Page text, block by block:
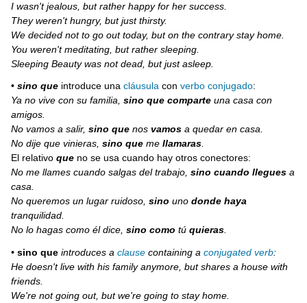
I wasn't jealous, but rather happy for her success.
They weren't hungry, but just thirsty.
We decided not to go out today, but on the contrary stay home.
You weren't meditating, but rather sleeping.
Sleeping Beauty was not dead, but just asleep.
•sino que introduce unacláusula converbo conjugado:
Ya no vive con su familia,sino que comparteuna casa con
amigos.
No vamos a salir,sino quenosvamos a quedar en casa.
No dije que vinieras,sino quemellamaras
El relativoque no se usa cuando hay otros conectores:
No me llames cuando salgas del trabajo,sino cuando llegues a
casa.
No queremos un lugar ruidoso,sinouno donde haya
tranquilidad.
No lo hagas como él dice,sino como túquieras
•sino que introduces aclause containing aconjugated verb:
He doesn't live with his family anymore, but shares a house with
friends.
We're not going out, but we're going to stay home.